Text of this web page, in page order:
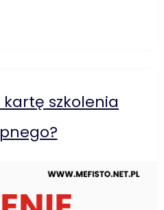
kartę szkolenia